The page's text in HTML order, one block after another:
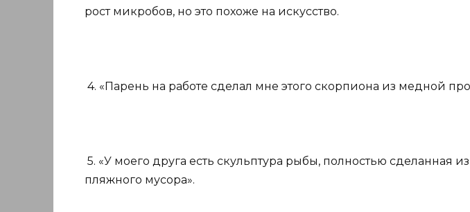
рост микробов, но это похоже на искусство.
4. «Парень на работе сделал мне этого скорпиона из медной
5. «У моего друга есть скульптура рыбы, полностью сделанная
пляжного мусора».